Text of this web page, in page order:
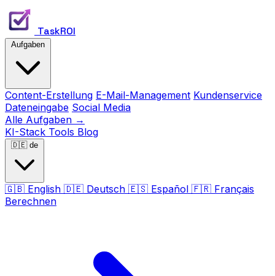
TaskROI
Content-Erstellung E-Mail-Management Kundenservice
Dateneingabe Social Media
Alle Aufgaben →
KI-Stack Tools Blog
🇩🇪 de
🇬🇧 English 🇩🇪 Deutsch 🇪🇸 Español 🇫🇷 Français
Berechnen